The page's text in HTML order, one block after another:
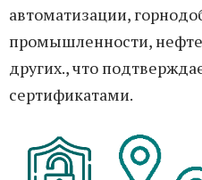
автоматизации,
промышленности,
других., что
сертификатами.